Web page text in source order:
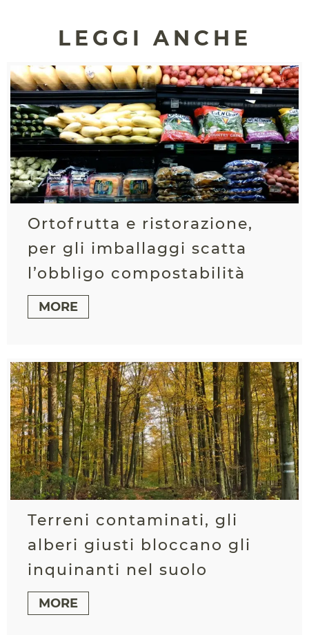
LEGGI ANCHE
Ortofrutta e ristorazione,
per gli imballaggi scatta
l’obbligo compostabilità
MORE
Terreni contaminati, gli
alberi giusti bloccano gli
inquinanti nel suolo
MORE